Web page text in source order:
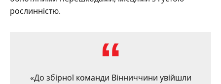
рослинністю.
«До збірної команди Вінниччини увійшли